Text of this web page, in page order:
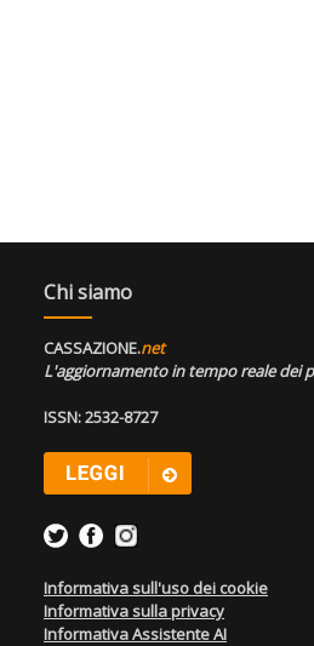
Chi siamo
CASSAZIONE.net
L'aggiornamento in tempo reale dei
ISSN: 2532-8727
Informativa sull'uso dei cookie
Informativa sulla privacy
Informativa Assistente AI